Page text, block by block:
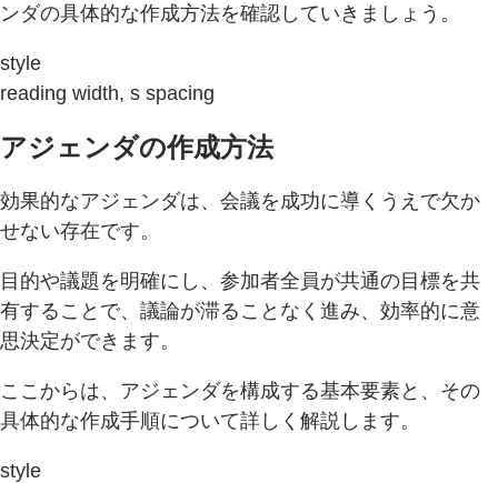
ンダの具体的な作成方法を確認していきましょう。
style
reading width, s spacing
アジェンダの作成方法
効果的なアジェンダは、会議を成功に導くうえで欠か
せない存在です。
目的や議題を明確にし、参加者全員が共通の目標を共
有することで、議論が滞ることなく進み、効率的に意
思決定ができます。
ここからは、アジェンダを構成する基本要素と、その
具体的な作成手順について詳しく解説します。
style